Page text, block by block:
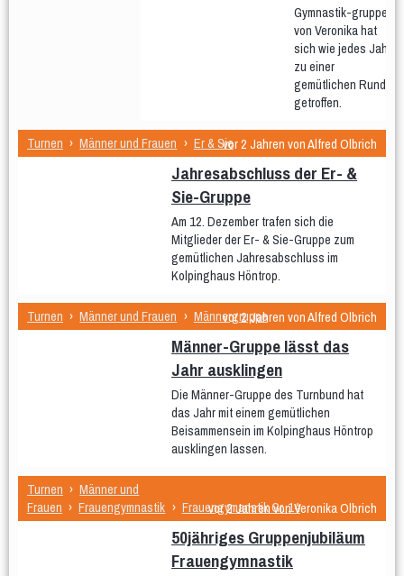
- Eltern & Kind Dienstag
- Eltern & Kind Mittwoch
Krabbelgruppe
- Eltern & Kind Mittwoch
KiGa-Kids Montag 3 bis 6 Jahre
Kiga-Kids Dienstag 4 bis 6 Jahre
Kiga-Kids Mittwoch 3 bis 4 Jahre
Kiga-Kids Mittwoch 5 bis 6 Jahre
1.-3. Klasse Dienstag ca. 6 bis 8
4.-6. Klasse Donnerstag ca. 8 bis
12 Jahre
1.-2. Klasse Freitag ca. 6 bis 8
Gymnastik-gruppe
von Veronika hat
sich wie jedes Jahr
zu einer
gemütlichen Runde
getroffen.
Turnen › Männer und Frauen › Er & Sievor 2 Jahren von Alfred Olbrich
Jahresabschluss der Er- &
Sie-Gruppe
Am 12. Dezember trafen sich die
Mitglieder der Er- & Sie-Gruppe zum
gemütlichen Jahresabschluss im
Kolpinghaus Höntrop.
Turnen › Männer und Frauen › Männergruppe
vor 2 Jahren von Alfred Olbrich
Männer-Gruppe lässt das
Jahr ausklingen
Die Männer-Gruppe des Turnbund hat
das Jahr mit einem gemütlichen
Beisammensein im Kolpinghaus Höntrop
ausklingen lassen.
Turnen › Männer und
Frauen › Frauengymnastik › Frauengymanstik Gr. 14
vor 2 Jahren von Veronika Olbrich
50jähriges Gruppenjubiläum
Frauengymnastik